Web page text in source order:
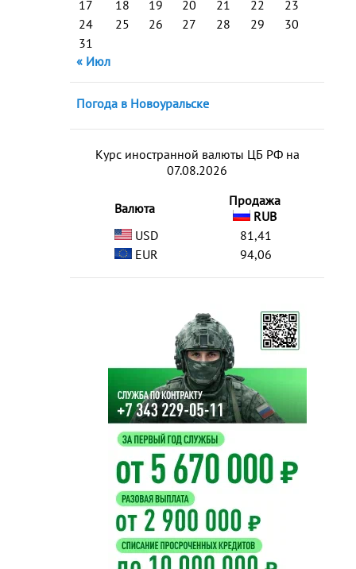
17
18 19 20 21 22
23
24
25 26 27 28 29
30
31
« Июл
Погода в Новоуральске
Курс иностранной валюты ЦБ РФ на
07.08.2026
Валюта
Продажа
RUB
USD
81,41
EUR
94,06